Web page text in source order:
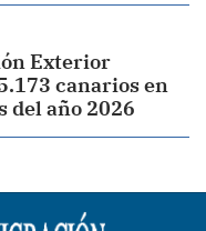
Exterior
canarios en
del año 2026